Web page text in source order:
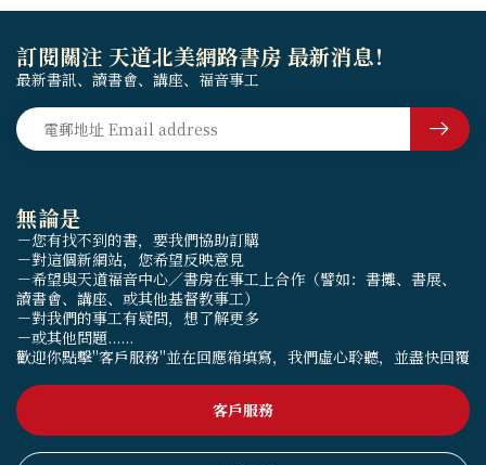
無論是
－您有找不到的書，要我們協助訂購
－對這個新網站，您希望反映意見
－希望與天道福音中心／書房在事工上合作（譬如：書攤、書展、
讀書會、講座、或其他基督教事工）
－對我們的事工有疑問，想了解更多
－或其他問題......
歡迎你點擊"客戶服務"並在回應箱填寫，我們虛心聆聽，並盡快回覆
客戶服務
訂閱關注 天道北美網路書房 最新消息！
最新書訊、讀書會、講座、福音事工